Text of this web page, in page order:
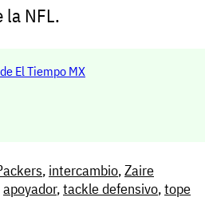
la NFL.
El Tiempo MX
, intercambio,Zaire
apoyador,tackle defensivo,tope